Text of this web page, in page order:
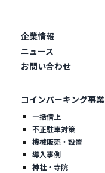
企業情報
ニュース
お問い合わせ
コインパーキング事業
一括借上
不正駐車対策
機械販売・設置
導入事例
神社・寺院